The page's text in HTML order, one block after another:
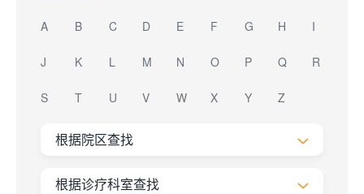
A B C D E F G H I
J K L M N O P Q R
S T U V W X Y Z
根据院区查找
根据诊疗科室查找